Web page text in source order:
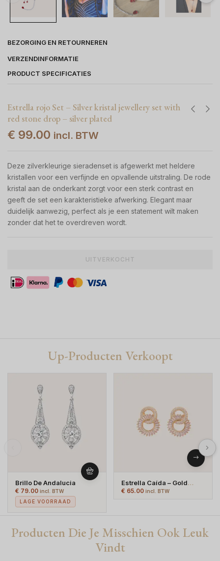
BEZORGING EN RETOURNEREN
VERZENDINFORMATIE
PRODUCT SPECIFICATIES
Estrella rojo Set – Silver kristal jewellery set with
red stone drop – silver plated
€ 99.00 incl. BTW
Deze zilverkleurige sieradenset is afgewerkt met heldere
kristallen voor een verfijnde en opvallende uitstraling. De rode
kristal aan de onderkant zorgt voor een sterk contrast en
geeft de set een karakteristieke afwerking. Elegant maar
duidelijk aanwezig, perfect als je een statement wilt maken
zonder dat het te overdreven wordt.
UITVERKOCHT
Up-Producten Verkoopt
Brillo De Andalucia
€ 79.00 incl. BTW
LAGE VOORRAAD
Estrella Caída – Gold
Plated & Silver Plated
€ 65.00 incl. BTW
Producten Die Je Misschien Ook Leuk
Vindt